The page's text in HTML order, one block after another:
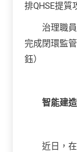
排QHSE提質
治理職
完成閉環監
鈺）
智能建
近日，